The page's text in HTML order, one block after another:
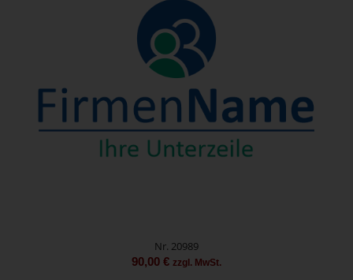
Nr. 20989
90,00 € zzgl. MwSt.